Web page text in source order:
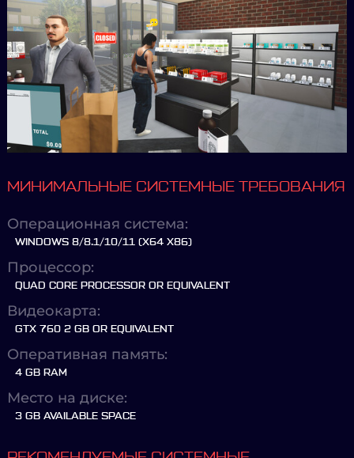
МИНИМАЛЬНЫЕ СИСТЕМНЫЕ ТРЕБОВАНИЯ
Операционная система:
WINDOWS 8/8.1/10/11 (X64 X86)
Процессор:
QUAD CORE PROCESSOR OR EQUIVALENT
Видеокарта:
GTX 760 2 GB OR EQUIVALENT
Оперативная память:
4 GB RAM
Место на диске:
3 GB AVAILABLE SPACE